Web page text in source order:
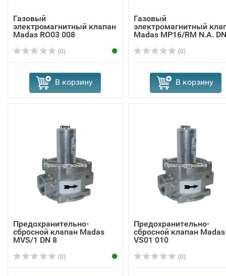
Газовый
электромагнитный клапан
Madas RO03 008
(0)
В корзину
Газовый
электромагнитный
Madas MP16/RM N.A.
(0)
В корзину
Предохранительно-
сбросной клапан Madas
MVS/1 DN 8
(0)
Предохранительно-
сбросной клапан Madas
VS01 010
(0)